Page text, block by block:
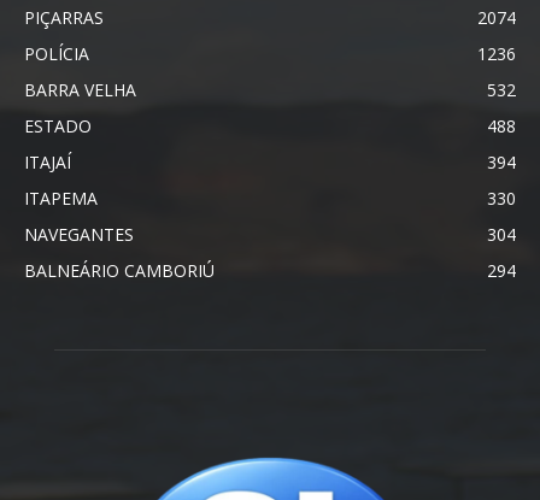
PIÇARRAS
2074
POLÍCIA
1236
BARRA VELHA
532
ESTADO
488
ITAJAÍ
394
ITAPEMA
330
NAVEGANTES
304
BALNEÁRIO CAMBORIÚ
294